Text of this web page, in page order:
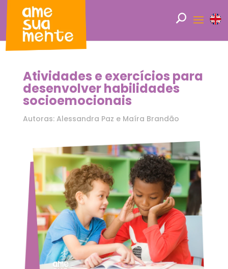
Atividades e exercícios para
desenvolver habilidades
socioemocionais
Autoras: Alessandra Paz e Maíra Brandão